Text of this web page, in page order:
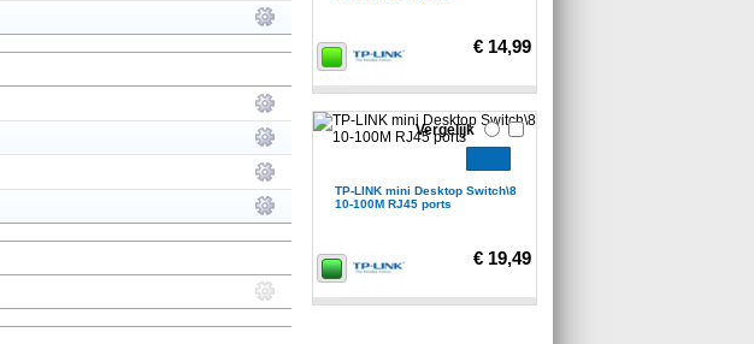
€ 14,99
TP-LINK mini Desktop Switch\8
10-100M RJ45 ports
€ 19,49
Vergelijk